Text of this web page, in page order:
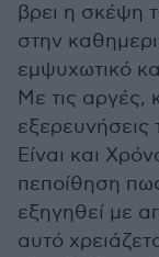
βρει η σκέψη
στην
εμψυχωτικό
Με τις αργές,
εξερευνήσεις
Είναι και
πεποίθηση
εξηγηθεί με
αυτό